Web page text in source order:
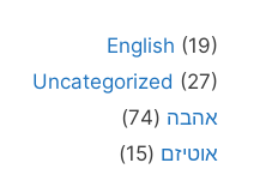
English (19)
Uncategorized (27)
אהבה (74)
אוטיזם (15)